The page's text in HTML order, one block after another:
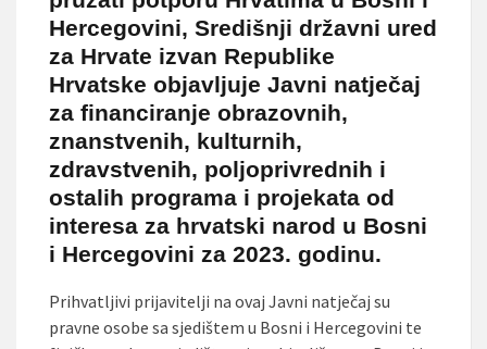
Hercegovini, Središnji državni ured
za Hrvate izvan Republike
Hrvatske objavljuje Javni natječaj
za financiranje obrazovnih,
znanstvenih, kulturnih,
zdravstvenih, poljoprivrednih i
ostalih programa i projekata od
interesa za hrvatski narod u Bosni
i Hercegovini za 2023. godinu.
Prihvatljivi prijavitelji na ovaj Javni natječaj su
pravne osobe sa sjedištem u Bosni i Hercegovini te